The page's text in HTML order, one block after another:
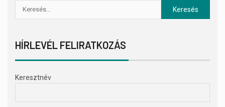
HÍRLEVÉL FELIRATKOZÁS
Keresztnév